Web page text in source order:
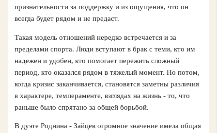
признательности за поддержку и из ощущения, что он
всегда будет рядом и не предаст.
Такая модель отношений нередко встречается и за
пределами спорта. Люди вступают в брак с теми, кто им
надежен и удобен, кто помогает пережить сложный
период, кто оказался рядом в тяжелый момент. Но потом,
когда кризис заканчивается, становятся заметны различия
в характере, темпераменте, взглядах на жизнь - то, что
раньше было спрятано за общей борьбой.
В дуэте Роднина - Зайцев огромное значение имела общая